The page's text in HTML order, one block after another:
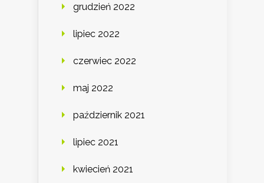
grudzień 2022
lipiec 2022
czerwiec 2022
maj 2022
październik 2021
lipiec 2021
kwiecień 2021